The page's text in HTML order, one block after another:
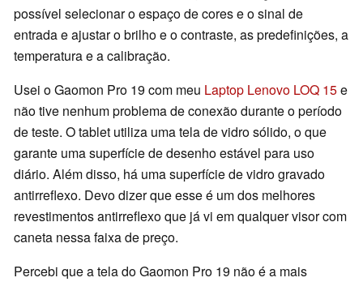
possível selecionar o espaço de cores e o sinal de
entrada e ajustar o brilho e o contraste, as predefinições, a
temperatura e a calibração.
Usei o Gaomon Pro 19 com meu Laptop Lenovo LOQ 15e
não tive nenhum problema de conexão durante o período
de teste. O tablet utiliza uma tela de vidro sólido, o que
garante uma superfície de desenho estável para uso
diário. Além disso, há uma superfície de vidro gravado
antirreflexo. Devo dizer que esse é um dos melhores
revestimentos antirreflexo que já vi em qualquer visor com
caneta nessa faixa de preço.
Percebi que a tela do Gaomon Pro 19 não é a mais